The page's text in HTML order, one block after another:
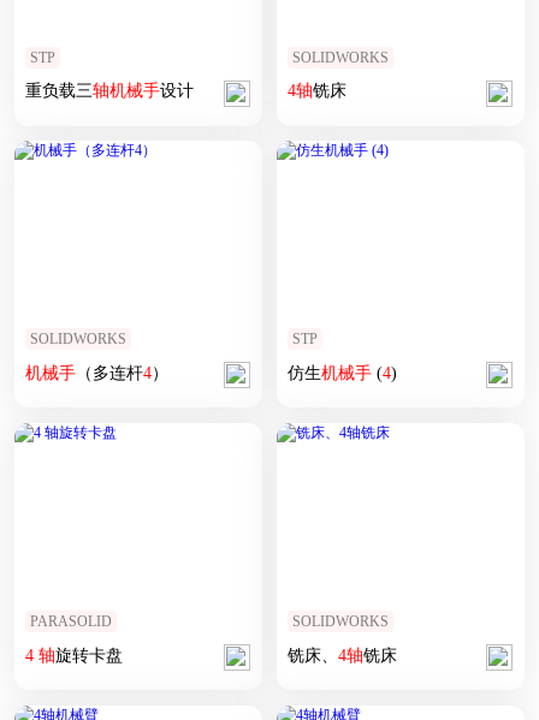
STP
重负载三轴机械手设计
SOLIDWORKS
4轴铣床
SOLIDWORKS
机械手（多连杆4）
STP
仿生机械手(4)
PARASOLID
4 轴旋转卡盘
SOLIDWORKS
铣床、 4轴铣床